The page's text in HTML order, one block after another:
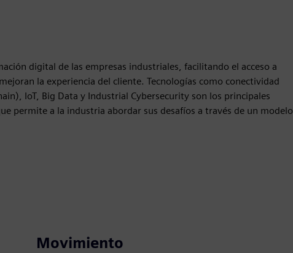
digital de las empresas industriales, facilitando el acceso a
la experiencia del cliente. Tecnologías como conectividad
IoT, Big Data y Industrial Cybersecurity son los principales
permite a la industria abordar sus desafíos a través de un modelo
Movimiento